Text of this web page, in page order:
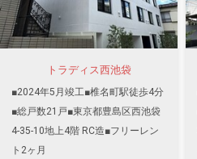
トラディス西池袋
■2024年5月竣工■椎名町駅徒歩4分
■総戸数21戸■東京都豊島区西池袋
4-35-10地上4階 RC造■フリーレン
ト2ヶ月